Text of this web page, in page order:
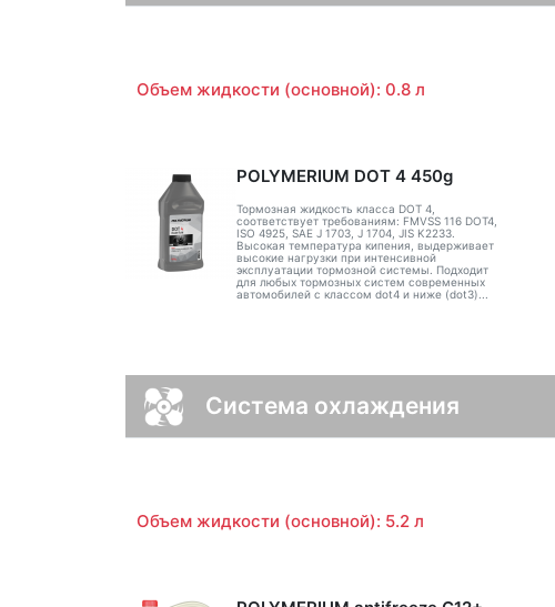
Объем жидкости (основной): 0.8 л
POLYMERIUM DOT 4 450g
Тормозная жидкость класса DOT 4,
соответствует требованиям: FMVSS 116 DOT4,
ISO 4925, SAE J 1703, J 1704, JIS K2233.
Высокая температура кипения, выдерживает
высокие нагрузки при интенсивной
эксплуатации тормозной системы. Подходит
для любых тормозных систем современных
автомобилей с классом dot4 и ниже (dot3)...
Система охлаждения
Объем жидкости (основной): 5.2 л